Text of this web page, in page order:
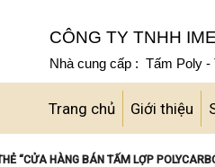
CÔNG TY TNHH
Nhà cung cấp : Tấm Poly
Trang chủ Giới thiệu
“CỬA HÀNG BÁN TẤM LỢP